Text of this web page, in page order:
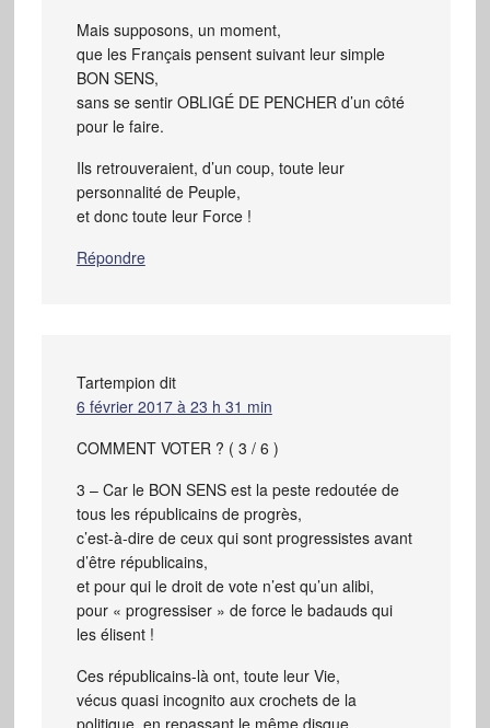
Mais supposons, un moment,
que les Français pensent suivant leur simple
BON SENS,
sans se sentir OBLIGÉ DE PENCHER d’un côté
pour le faire.
Ils retrouveraient, d’un coup, toute leur
personnalité de Peuple,
et donc toute leur Force !
Répondre
Tartempion dit
6 février 2017 à 23 h 31 min
COMMENT VOTER ? ( 3 / 6 )
3 – Car le BON SENS est la peste redoutée de
tous les républicains de progrès,
c’est-à-dire de ceux qui sont progressistes avant
d’être républicains,
et pour qui le droit de vote n’est qu’un alibi,
pour « progressiser » de force le badauds qui
les élisent !
Ces républicains-là ont, toute leur Vie,
vécus quasi incognito aux crochets de la
politique, en repassant le même disque,